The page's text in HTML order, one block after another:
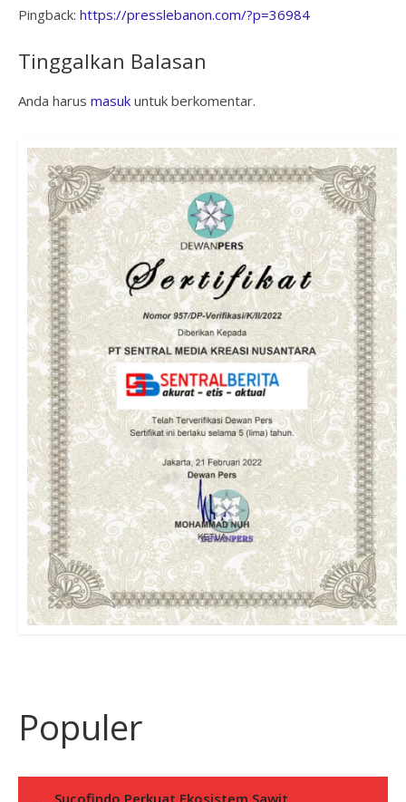
Pingback: https://presslebanon.com/?p=36984
Tinggalkan Balasan
Anda harus masukuntuk berkomentar.
Populer